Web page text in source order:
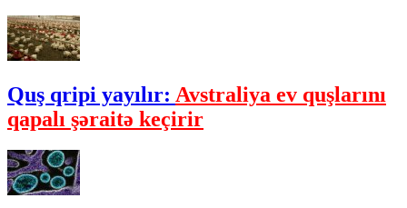
Quş qripi yayılır: Avstraliya ev quşlarını
qapalı şəraitə keçirir